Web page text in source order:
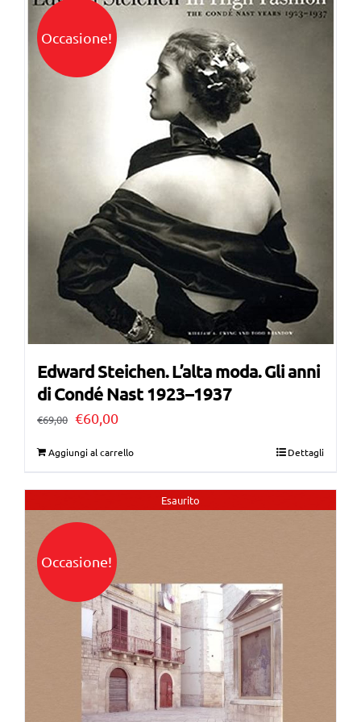
Occasione!
Edward Steichen. L’alta moda. Gli anni
di Condé Nast 1923–1937
€69,00 Il
era:
€69,00.
€60,00Il
è:
Aggiungi al carrello Dettagli
Esaurito
Occasione!